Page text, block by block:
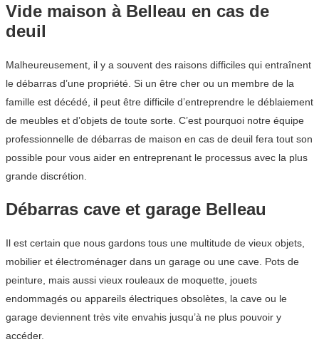
Vide maison à Belleau en cas de
deuil
Malheureusement, il y a souvent des raisons difficiles qui entraînent
le débarras d’une propriété. Si un être cher ou un membre de la
famille est décédé, il peut être difficile d’entreprendre le déblaiement
de meubles et d’objets de toute sorte. C’est pourquoi notre équipe
professionnelle de débarras de maison en cas de deuil fera tout son
possible pour vous aider en entreprenant le processus avec la plus
grande discrétion.
Débarras cave et garage Belleau
Il est certain que nous gardons tous une multitude de vieux objets,
mobilier et électroménager dans un garage ou une cave. Pots de
peinture, mais aussi vieux rouleaux de moquette, jouets
endommagés ou appareils électriques obsolètes, la cave ou le
garage deviennent très vite envahis jusqu’à ne plus pouvoir y
accéder.